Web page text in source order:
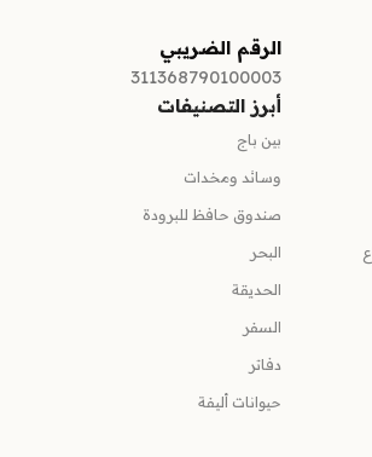
الرقم الضريبي
311368790100003
أبرز التصنيفات
بين باج
وسائد ومخدات
صندوق حافظ للبرودة
البحر
الحديقة
السفر
دفاتر
حيوانات أليفة